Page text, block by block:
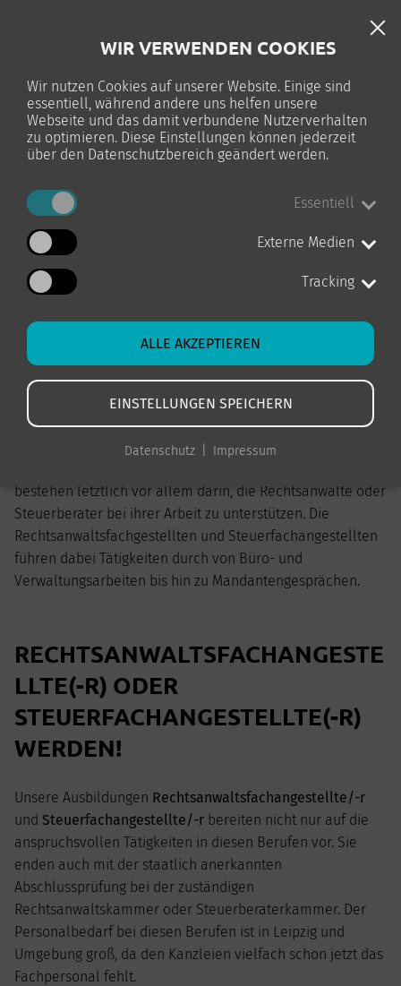
0
STARTSEITE
AUSBILDUNG KANZLEI-BERUFE
IN LEIPZIG
Das Fachpersonal in Rechtsanwalts- und
Steuerberatungskanzleien hat anspruchsvolle und
bestehen letztlich vor allem darin, die Rechtsanwälte oder
Steuerberater bei ihrer Arbeit zu unterstützen. Die
Rechtsanwaltsfachgestellten und Steuerfachangestellten
führen dabei Tätigkeiten durch von Büro- und
Verwaltungsarbeiten bis hin zu Mandantengesprächen.
RECHTSANWALTSFACHANGESTE
LLTE(-R) ODER
STEUERFACHANGESTELLTE(-R)
WERDEN!
Unsere Ausbildungen Rechtsanwaltsfachangestellte/-r
und Steuerfachangestellte/-r bereiten nicht nur auf die
anspruchsvollen Tätigkeiten in diesen Berufen vor. Sie
enden auch mit der staatlich anerkannten
Abschlussprüfung bei der zuständigen
Rechtsanwaltskammer oder Steuerberaterkammer. Der
Personalbedarf bei diesen Berufen ist in Leipzig und
Umgebung groß, da den Kanzleien vielfach schon jetzt das
Fachpersonal fehlt.
WIR VERWENDEN COOKIES
Wir nutzen Cookies auf unserer Website. Einige sind
essentiell, während andere uns helfen unsere
Webseite und das damit verbundene Nutzerverhalten
zu optimieren. Diese Einstellungen können jederzeit
über den Datenschutzbereich geändert werden.
Essentiell
Externe Medien
Tracking
ALLE AKZEPTIEREN
EINSTELLUNGEN SPEICHERN
Datenschutz Impressum